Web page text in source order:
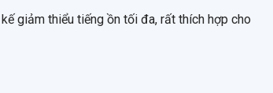
giảm thiểu tiếng ồn tối đa, rất thích hợp cho